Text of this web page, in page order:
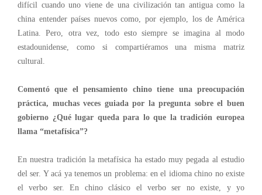
difícil cuando uno viene de una civilización tan antigua como la
china entender países nuevos como, por ejemplo, los de América
Latina. Pero, otra vez, todo esto siempre se imagina al modo
estadounidense, como si compartiéramos una misma matriz
cultural.
Comentó que el pensamiento chino tiene una preocupación
práctica, muchas veces guiada por la pregunta sobre el buen
gobierno ¿Qué lugar queda para lo que la tradición europea
llama “metafísica”?
En nuestra tradición la metafísica ha estado muy pegada al estudio
del ser. Y acá ya tenemos un problema: en el idioma chino no existe
el verbo ser. En chino clásico el verbo ser no existe, y yo